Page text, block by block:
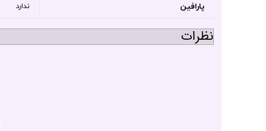
پارافین ندارد
نظرات